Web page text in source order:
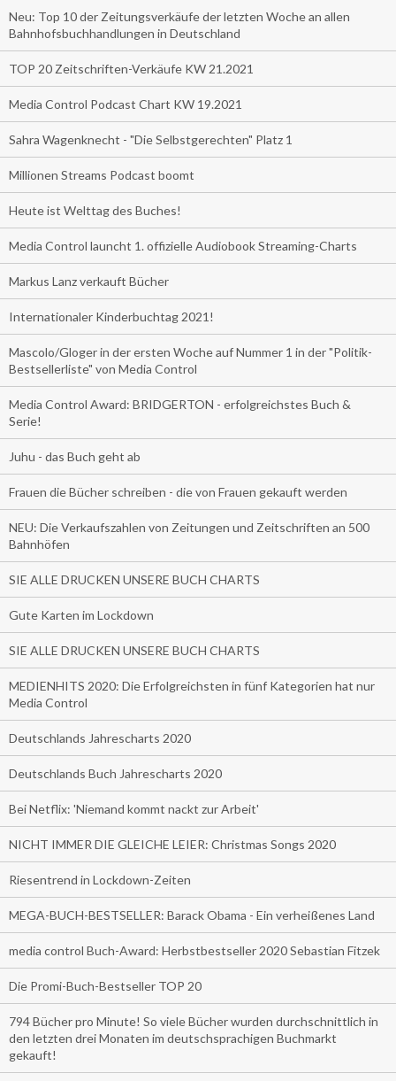
Neu: Top 10 der Zeitungsverkäufe der letzten Woche an allen
Bahnhofsbuchhandlungen in Deutschland
TOP 20 Zeitschriften-Verkäufe KW 21.2021
Media Control Podcast Chart KW 19.2021
Sahra Wagenknecht - "Die Selbstgerechten" Platz 1
Millionen Streams Podcast boomt
Heute ist Welttag des Buches!
Media Control launcht 1. offizielle Audiobook Streaming-Charts
Markus Lanz verkauft Bücher
Internationaler Kinderbuchtag 2021!
Mascolo/Gloger in der ersten Woche auf Nummer 1 in der "Politik-
Bestsellerliste" von Media Control
Media Control Award: BRIDGERTON - erfolgreichstes Buch &
Serie!
Juhu - das Buch geht ab
Frauen die Bücher schreiben - die von Frauen gekauft werden
NEU: Die Verkaufszahlen von Zeitungen und Zeitschriften an 500
Bahnhöfen
SIE ALLE DRUCKEN UNSERE BUCH CHARTS
Gute Karten im Lockdown
SIE ALLE DRUCKEN UNSERE BUCH CHARTS
MEDIENHITS 2020: Die Erfolgreichsten in fünf Kategorien hat nur
Media Control
Deutschlands Jahrescharts 2020
Deutschlands Buch Jahrescharts 2020
Bei Netflix: 'Niemand kommt nackt zur Arbeit'
NICHT IMMER DIE GLEICHE LEIER: Christmas Songs 2020
Riesentrend in Lockdown-Zeiten
MEGA-BUCH-BESTSELLER: Barack Obama - Ein verheißenes Land
media control Buch-Award: Herbstbestseller 2020 Sebastian Fitzek
Die Promi-Buch-Bestseller TOP 20
794 Bücher pro Minute! So viele Bücher wurden durchschnittlich in
den letzten drei Monaten im deutschsprachigen Buchmarkt
gekauft!